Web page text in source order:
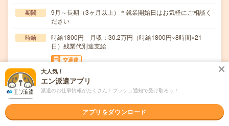
期間
9月～長期（3ヶ月以上）＊就業開始日はお気軽にご相談く
ださい
時給
時給1800円 月収：30.2万円（時給1800円×8時間×21
日）残業代別途支給
交通費
交通費支給
仕事内容
・従業員の入退社対応・備品管理・訪問者受付・パソコン
・まずは「気になるボタン」をクリック！◆工事立ち合い
や点検、営繕などの経験がある方◆Excel・Po…
大人気！
エン派遣アプリ
派遣のお仕事情報がたくさん！プッシュ通知で受け取ろう！
アプリをダウンロード